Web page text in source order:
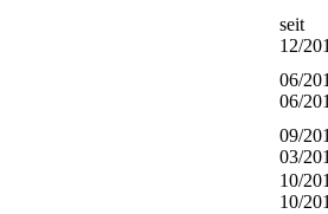
seit
12/
06/
06/
09/
03/
10/
10/